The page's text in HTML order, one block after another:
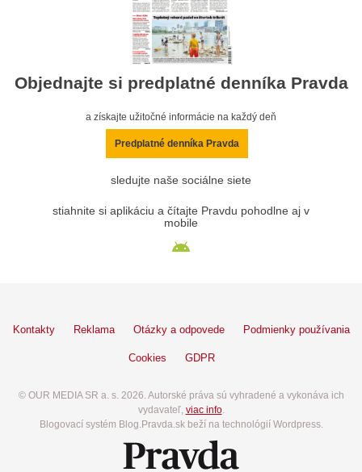
Objednajte si predplatné denníka Pravda
a získajte užitočné informácie na každý deň
Predplatné denníka Pravda
sledujte naše sociálne siete
stiahnite si aplikáciu a čítajte Pravdu pohodlne aj v
mobile
Kontakty Reklama Otázky a odpovede Podmienky používania
Cookies GDPR
© OUR MEDIA SR a. s. 2026. Autorské práva sú vyhradené a vykonáva ich
vydavateľ, viac info.
Blogovací systém Blog.Pravda.sk beží na technológií Wordpress.